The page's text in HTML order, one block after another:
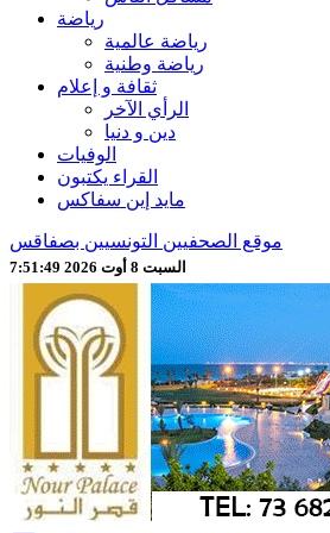
رياضة
رياضة عالمية
رياضة وطنية
ثقافة و إعلام
الرأي الآخر
دين و دنيا
الوفيات
القراء يكتبون
مايد إين سفاكس
موقع الصحفيين التونسيين بصفاقس
السبت 8 أوت 2026 7:51:51